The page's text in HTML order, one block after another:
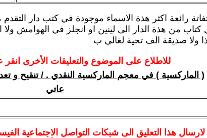
رائعة اكثر هذة الاسماء موجودة في كتب دار
كتاب من هذة الدار الى لينين او انجلز في الهوامش ولا
ولا صديقة الف تحية لغالي ب
للاطلاع على الموضوع والتعليقات الأخرى انقر
( الماركسية ) في معجم الماركسية النقدي . / تنقيح و
عاتي
لارسالهذا التعليق الى شبكات التواصل الاجتماعية